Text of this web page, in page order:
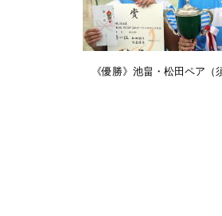
《優勝》池畠・松田ペア（